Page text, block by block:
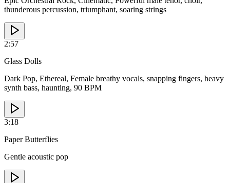
thunderous percussion, triumphant, soaring strings
2:57
Glass Dolls
Dark Pop, Ethereal, Female breathy vocals, snapping fingers, heavy
synth bass, haunting, 90 BPM
3:18
Paper Butterflies
Gentle acoustic pop